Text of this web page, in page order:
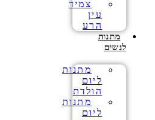
צמיד
עין
הרע
מתנות
לנשים
מתנות
ליום
הולדת
מתנות
ליום